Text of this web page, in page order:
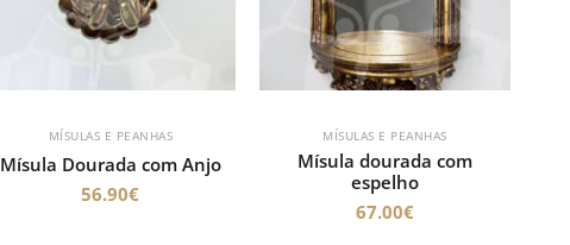
MÍSULAS E PEANHAS
Mísula Dourada com Anjo
56.90€
MÍSULAS E PEANHAS
Mísula dourada com
espelho
67.00€